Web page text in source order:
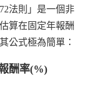
法則」是一個非
算在固定年報酬
公式極為簡單：
酬率(%)